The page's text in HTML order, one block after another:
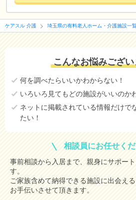
ケアスル 介護 埼玉県の有料老人ホーム・介護施設一
こんなお悩みござ
何を調べたらいいかわからない！
いろいろ見てもどの施設がいいのか
ネットに掲載されている情報だけで
たい！
相談員にお任せく
事前相談から入居まで、親身にサポー
す。
ご家族含めて納得できる施設に出会え
お手伝いさせて頂きます。